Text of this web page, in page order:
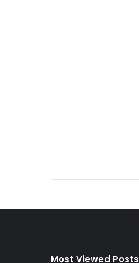
Most Viewed Posts